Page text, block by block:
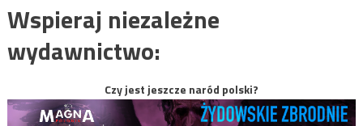
Wspieraj niezależne
wydawnictwo:
Czy jest jeszcze naród polski?